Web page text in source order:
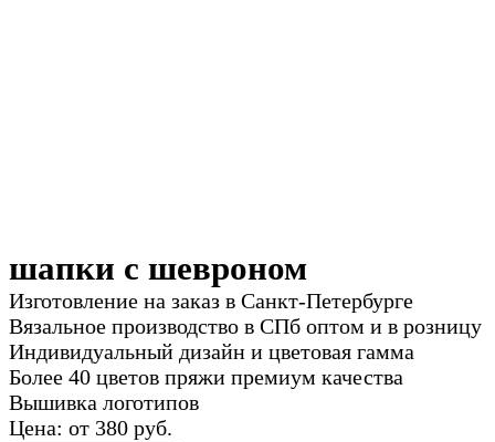
шапки с шевроном
Изготовление на заказ в Санкт-Петербурге
Вязальное производство в СПб оптом и в розницу
Индивидуальный дизайн и цветовая гамма
Более 40 цветов пряжи премиум качества
Вышивка логотипов
Цена: от 380 руб.